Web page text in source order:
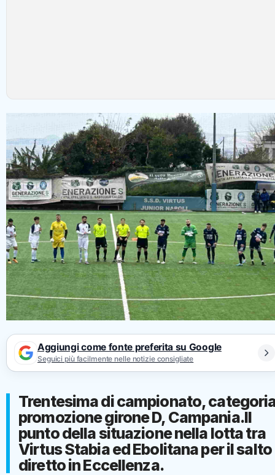
Aggiungi come fonte preferita su Google
Seguici più facilmente nelle notizie consigliate
Trentesima di campionato,
promozione girone D, Campania.Il
punto della situazione nella lotta tra
Virtus Stabia ed Ebolitana per il salto
diretto in Eccellenza.